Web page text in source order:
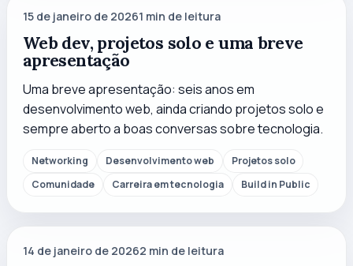
15 de janeiro de 20261 min de leitura
Web dev, projetos solo e uma breve
apresentação
Uma breve apresentação: seis anos em
desenvolvimento web, ainda criando projetos solo e
sempre aberto a boas conversas sobre tecnologia.
Networking Desenvolvimento web
Projetos solo
Comunidade
Carreira em tecnologia Build in Public
14 de janeiro de 20262 min de leitura